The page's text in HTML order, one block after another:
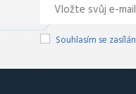
Souhlasím se